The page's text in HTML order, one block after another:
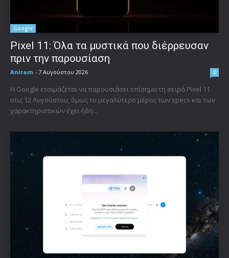
Google
Pixel 11: Όλα τα μυστικά που διέρρευσαν
πριν την παρουσίαση
Aniram - 7 Αυγούστου 2026 0
Η Google ετοιμάζεται να παρουσιάσει επίσημα τη σειρά Pixel 11
στις 12 Αυγούστου, όμως το μεγαλύτερο μέρος των specs και των
χαρακτηριστικών έχει ήδη...